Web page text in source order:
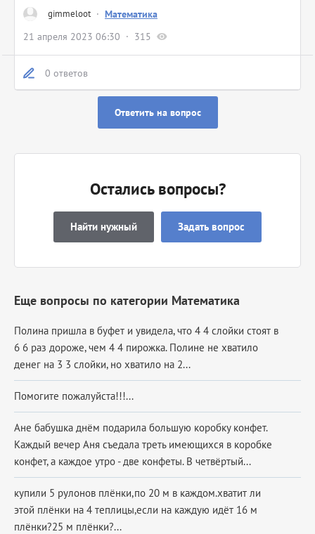
gimmeloot · Математика
21 апреля 2023 06:30
315
0 ответов
Ответить на вопрос
Остались вопросы?
Найти нужный Задать вопрос
Еще вопросы по категории Математика
Полина пришла в буфет и увидела, что 4 4 слойки стоят в
6 6 раз дороже, чем 4 4 пирожка. Полине не хватило
денег на 3 3 слойки, но хватило на 2...
Помогите пожалуйста!!!...
Ане бабушка днём подарила большую коробку конфет.
Каждый вечер Аня съедала треть имеющихся в коробке
конфет, а каждое утро - две конфеты. В четвёртый...
купили 5 рулонов плёнки,по 20 м в каждом.хватит ли
этой плёнки на 4 теплицы,если на каждую идёт 16 м
плёнки?25 м плёнки?...